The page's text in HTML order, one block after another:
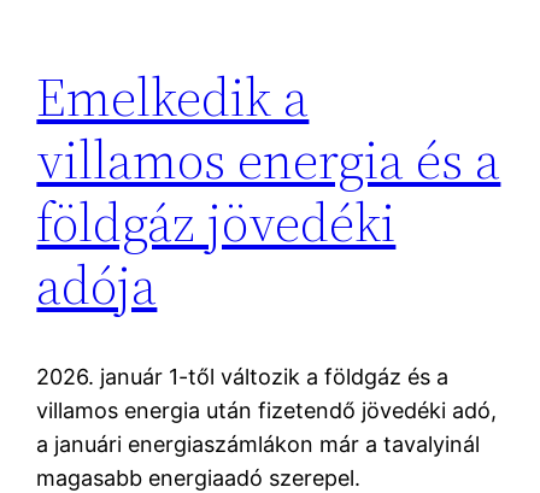
Emelkedik a
villamos energia és a
földgáz jövedéki
adója
2026. január 1-től változik a földgáz és a
villamos energia után fizetendő jövedéki adó,
a januári energiaszámlákon már a tavalyinál
magasabb energiaadó szerepel.